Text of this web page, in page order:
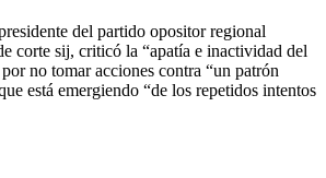
del partido opositor regional
corte sij, criticó la “apatía e inactividad del
no tomar acciones contra “un patrón
está emergiendo “de los repetidos intentos